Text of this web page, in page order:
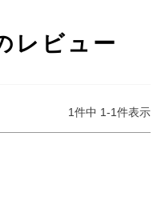
レビュー
1件中 1-1件表示